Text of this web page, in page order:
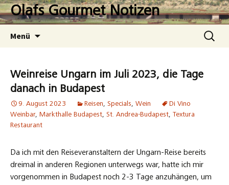
Zum
InhaltOlafs Gourmet Notizen
Menü
Suchen
nach:
Weinreise Ungarn im Juli 2023, die Tage
danach in Budapest
9. August 2023 Reisen, Specials, Wein
Di Vino
Weinbar, Markthalle Budapest, St. Andrea-Budapest, Textura
Restaurant
Da ich mit den Reiseveranstaltern der Ungarn-Reise bereits
dreimal in anderen Regionen unterwegs war, hatte ich mir
vorgenommen in Budapest noch 2-3 Tage anzuhängen, um